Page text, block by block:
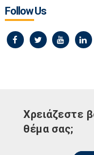
Follow Us
Χρειάζεστε
θέμα σας;